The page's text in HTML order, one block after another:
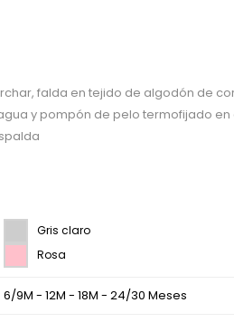
falda en tejido de algodón de
y pompón de pelo termofijado
Gris claro
Rosa
6/9M - 12M - 18M - 24/30 Meses